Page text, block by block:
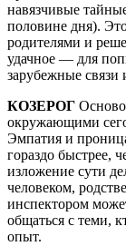
навязчивые
половине дня).
родителями и
удачное — для
зарубежные
КОЗЕРОГ
окружающими
Эмпатия и
гораздо быстрее,
изложение сути
человеком,
инспектором
общаться с теми,
опыт.